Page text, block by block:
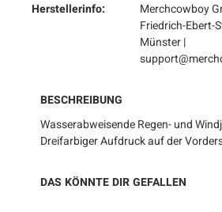
Herstellerinfo:
Merchcowboy
Friedrich-Ebert-
Münster |
BESCHREIBUNG
Wasserabweisende Regen- und
Dreifarbiger Aufdruck auf der
DAS KÖNNTE DIR GEFALLEN